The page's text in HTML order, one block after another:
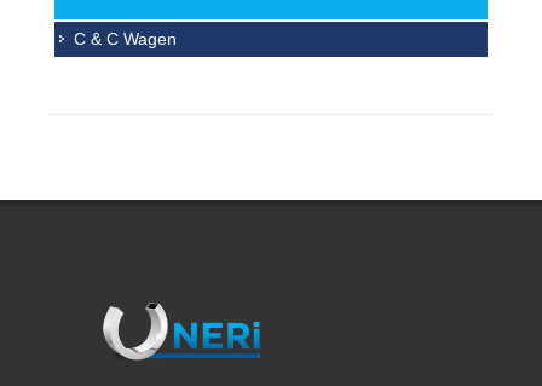
hochwertige Verarbeitung, Elagante Optik und
C & C Wagen